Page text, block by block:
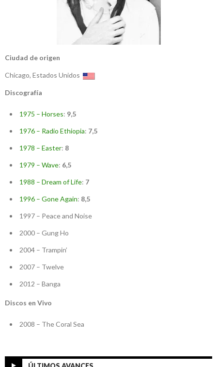
Ciudad de origen
Chicago, Estados Unidos
Discografía
1975 – Horses: 9,5
1976 – Radio Ethiopia: 7,5
1978 – Easter: 8
1979 – Wave: 6,5
1988 – Dream of Life: 7
1996 – Gone Again: 8,5
1997 – Peace and Noise
2000 – Gung Ho
2004 – Trampin’
2007 – Twelve
2012 – Banga
Discos en Vivo
2008 – The Coral Sea